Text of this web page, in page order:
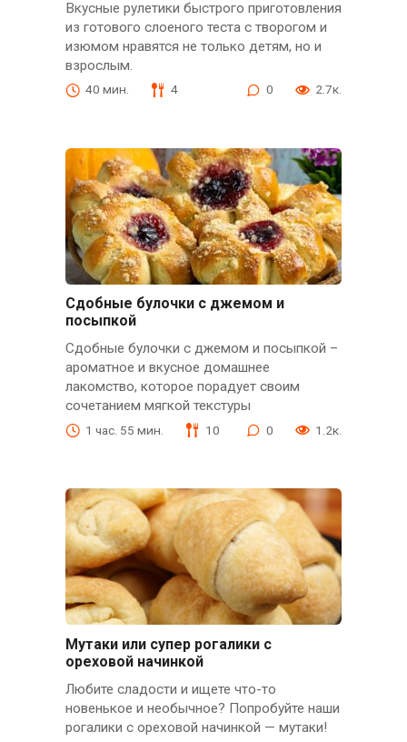
Вкусные рулетики быстрого приготовления
из готового слоеного теста с творогом и
изюмом нравятся не только детям, но и
взрослым.
40 мин. 4 0 2.7к.
Сдобные булочки с джемом и
посыпкой
Сдобные булочки с джемом и посыпкой –
ароматное и вкусное домашнее
лакомство, которое порадует своим
сочетанием мягкой текстуры
1 час. 55 мин. 10 0 1.2к.
Мутаки или супер рогалики с
ореховой начинкой
Любите сладости и ищете что-то
новенькое и необычное? Попробуйте наши
рогалики с ореховой начинкой — мутаки!